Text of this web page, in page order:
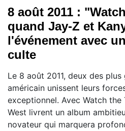
8 août 2011 :
quand Jay-Z et
l'événement avec
culte
Le 8 août 2011, deux des
américain unissent leurs
exceptionnel. Avec Watch
West livrent un album
novateur qui marquera